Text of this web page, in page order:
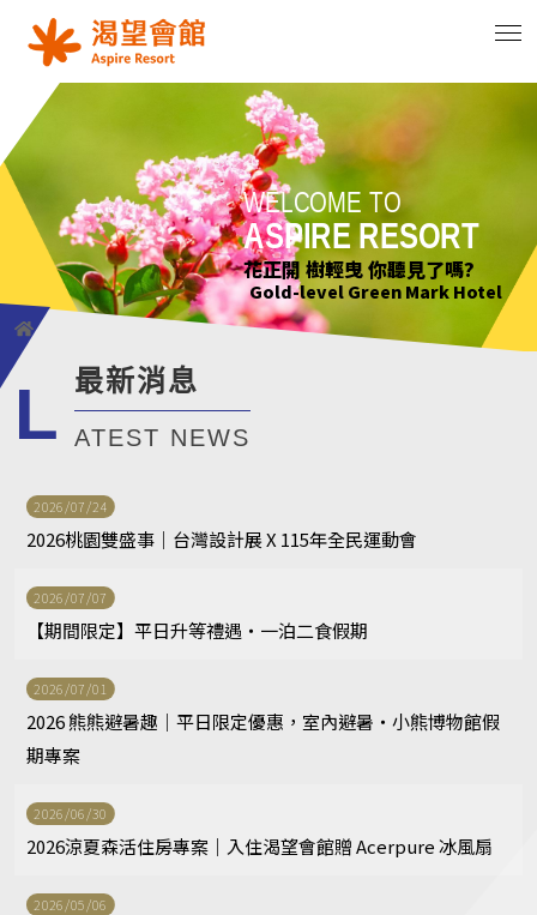
WELCOME TO
ASPIRE RESORT
花正開 樹輕曳 你聽見了嗎?
Gold-level Green Mark Hotel
WELCOME TO
ASPIRE RESORT
只要席地而坐 小確幸不用等待
Gold-level Green Mark Hotel
WELCOME TO
ASPIRE RESORT
綠意萌動迎朝曦
Gold-level Green Mark Hotel
WELCOME TO
ASPIRE RESORT
花正開 樹輕曳 你聽見了嗎?
Gold-level Green Mark Hotel
最新消息
L ATEST NEWS
2026/07/24
2026桃園雙盛事｜台灣設計展 X 115年全民運動會
2026/07/07
【期間限定】平日升等禮遇・一泊二食假期
2026/07/01
2026 熊熊避暑趣｜平日限定優惠，室內避暑・小熊博物館假
期專案
2026/06/30
2026涼夏森活住房專案｜入住渴望會館贈 Acerpure 冰風扇
2026/05/06